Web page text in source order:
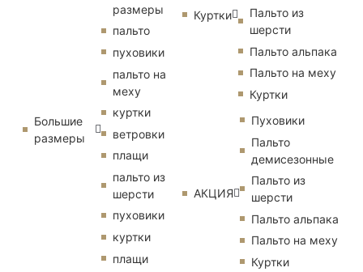
Большие
размеры
размеры
пальто
пуховики
пальто на
меху
куртки
ветровки
плащи
пальто из
шерсти
пуховики
куртки
плащи
Куртки
Пальто из
шерсти
Пальто альпака
Пальто на меху
Куртки
АКЦИЯ
Пуховики
Пальто
демисезонные
Пальто из
шерсти
Пальто альпака
Пальто на меху
Куртки